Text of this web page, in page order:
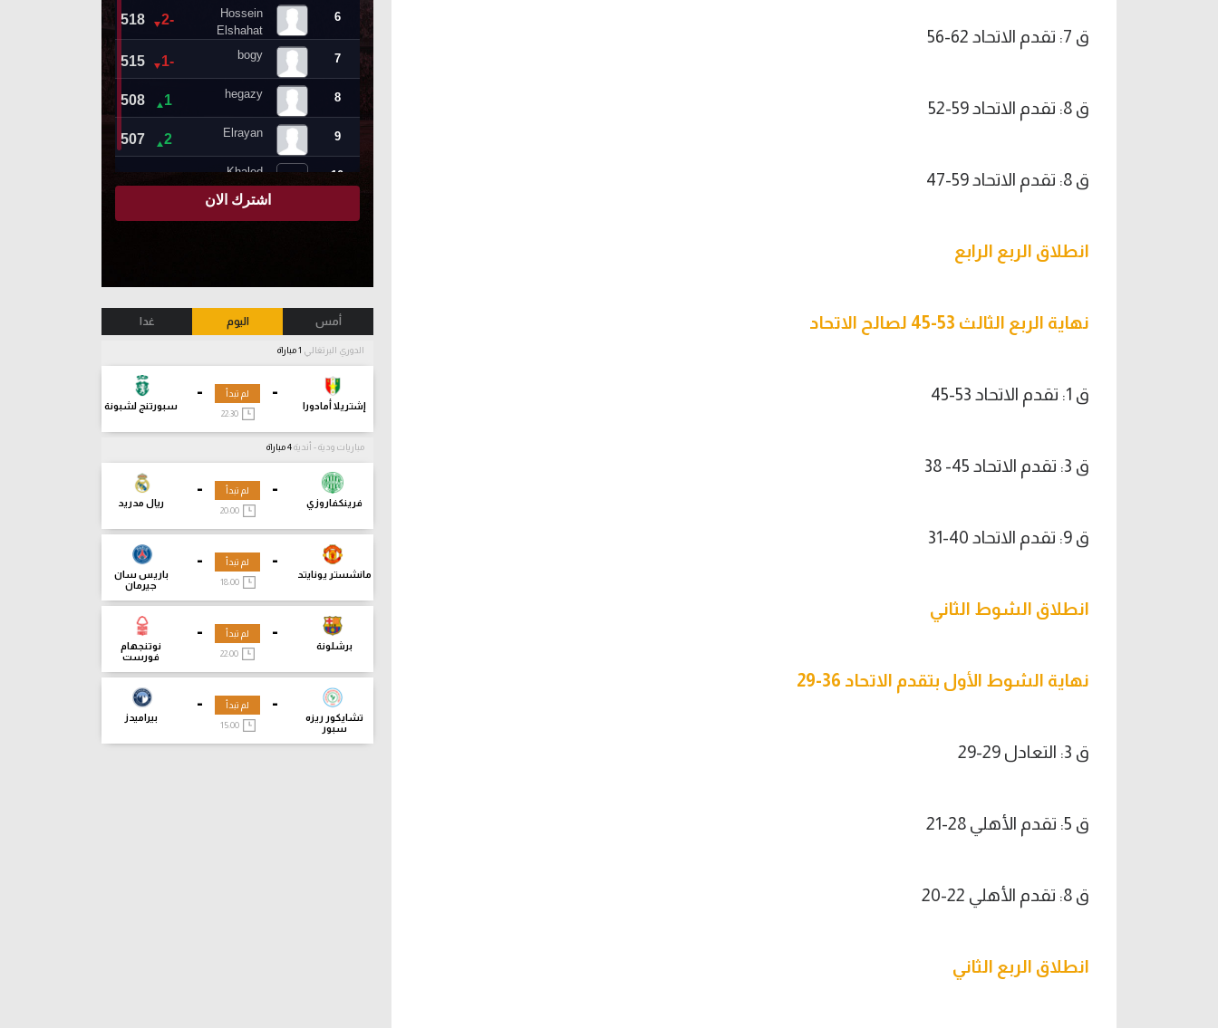
ق 7: تقدم الاتحاد 62-56
ق 8: تقدم الاتحاد 59-52
ق 8: تقدم الاتحاد 59-47
انطلاق الربع الرابع
نهاية الربع الثالث 53-45 لصالح الاتحاد
ق 1: تقدم الاتحاد 53-45
ق 3: تقدم الاتحاد 45- 38
ق 9: تقدم الاتحاد 40-31
انطلاق الشوط الثاني
نهاية الشوط الأول بتقدم الاتحاد 36-29
ق 3: التعادل 29-29
ق 5: تقدم الأهلي 28-21
ق 8: تقدم الأهلي 22-20
انطلاق الربع الثاني
أمس اليوم غدا
الدوري البرتغالي
-
إشتريلا أمادورا
-
سبورتنج لشبونة
لم تبدأ
22:30
مباريات ودية - أندية
-
فرينكفاروزي
-
ريال مدريد
لم تبدأ
20:00
-
مانشستر يونايتد
-
باريس سان
جيرمان
لم تبدأ
18:00
-
برشلونة
-
نوتنجهام
فورست
لم تبدأ
-
تشايكور ريزه
سبور
-
بيراميدز
لم تبدأ
15:00